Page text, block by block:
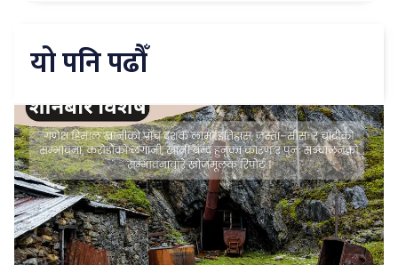
यो पनि पढौँ